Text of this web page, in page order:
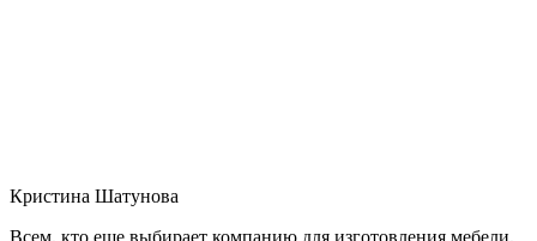
Кристина Шатунова
Всем, кто еще выбирает компанию для изготовления мебели,